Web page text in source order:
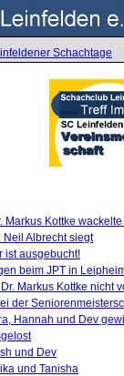
Schachtage
Markus Kottke
Neil Albrecht siegt
ist ausgebucht!
beim JPT in
Markus Kottke nicht
der
Hannah und Dev
und Dev
und Tanisha